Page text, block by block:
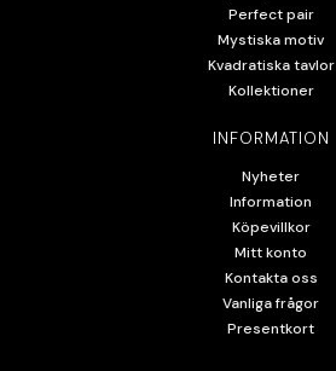
Perfect pair
Mystiska motiv
Kvadratiska tavlor
Kollektioner
INFORMATION
Nyheter
Information
Köpevillkor
Mitt konto
Kontakta oss
Vanliga frågor
Presentkort